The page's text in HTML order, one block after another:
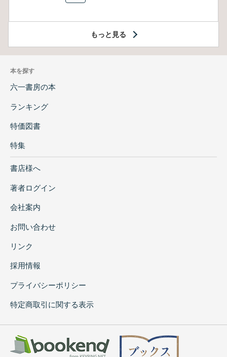
もっと見る
本を探す
六一書房の本
ランキング
特価図書
特集
書店様へ
著者ログイン
会社案内
お問い合わせ
リンク
採用情報
プライバシーポリシー
特定商取引に関する表示